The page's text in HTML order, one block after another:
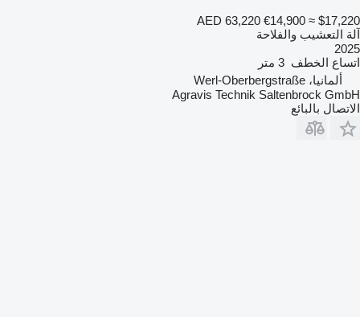
AED 63,220 €14,900 ≈ $17,220
آلة التعشيب والفلاحة
2025
اتساع الخطف 3 متر
ألمانيا، Werl-Oberbergstraße
Agravis Technik Saltenbrock GmbH
الاتصال بالبائع